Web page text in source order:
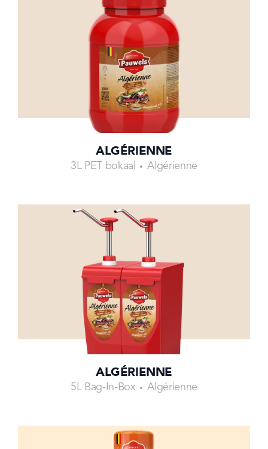
ALGÉRIENNE
3L PET bokaal Algérienne
ALGÉRIENNE
5L Bag-In-Box Algérienne